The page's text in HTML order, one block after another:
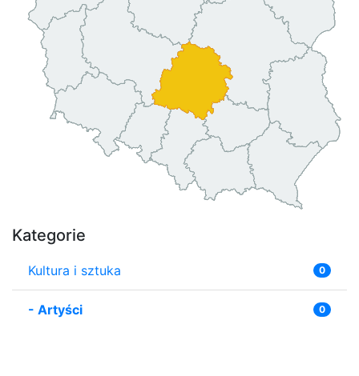
Kategorie
Kultura i sztuka 0
- Artyści 0